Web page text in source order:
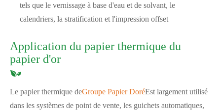
tels que le vernissage à base d'eau et de solvant, le
calendriers, la stratification et l'impression offset
Application du papier thermique du
papier d'or
Le papier thermique deGroupe Papier DoréEst largement utilisé
dans les systèmes de point de vente, les guichets automatiques,